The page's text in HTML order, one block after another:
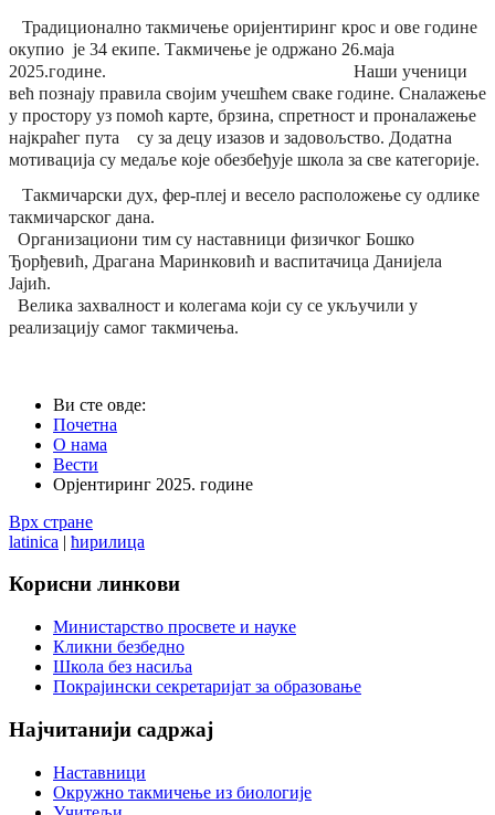
Традиционално такмичење оријентиринг крос и ове године
окупио је 34 екипе. Такмичење је одржано 26.маја
2025.године. Наши ученици
већ познају правила својим учешћем сваке године. Сналажење
у простору уз помоћ карте, брзина, спретност и проналажење
најкраћег пута су за децу изазов и задовољство. Додатна
мотивација су медаље које обезбеђује школа за све категорије.
Такмичарски дух, фер-плеј и весело расположење су одлике
такмичарског дана.
Организациони тим су наставници физичког Бошко
Ђорђевић, Драгана Маринковић и васпитачица Данијела
Јајић.
Велика захвалност и колегама који су се укључили у
реализацију самог такмичења.
Ви сте овде:
Почетна
О нама
Вести
Орјентиринг 2025. године
Врх стране
latinica | ћирилица
Корисни линкови
Министарство просвете и науке
Кликни безбедно
Школа без насиља
Покрајински секретаријат за образовање
Најчитанији садржај
Наставници
Окружно такмичење из биологије